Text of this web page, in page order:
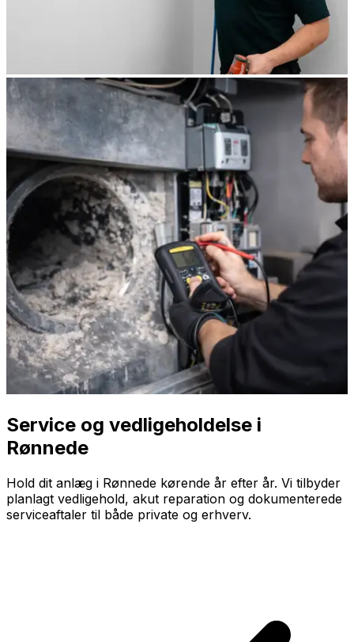
Service og vedligeholdelse i
Rønnede
Hold dit anlæg i Rønnede kørende år efter år. Vi tilbyder
planlagt vedligehold, akut reparation og dokumenterede
serviceaftaler til både private og erhverv.